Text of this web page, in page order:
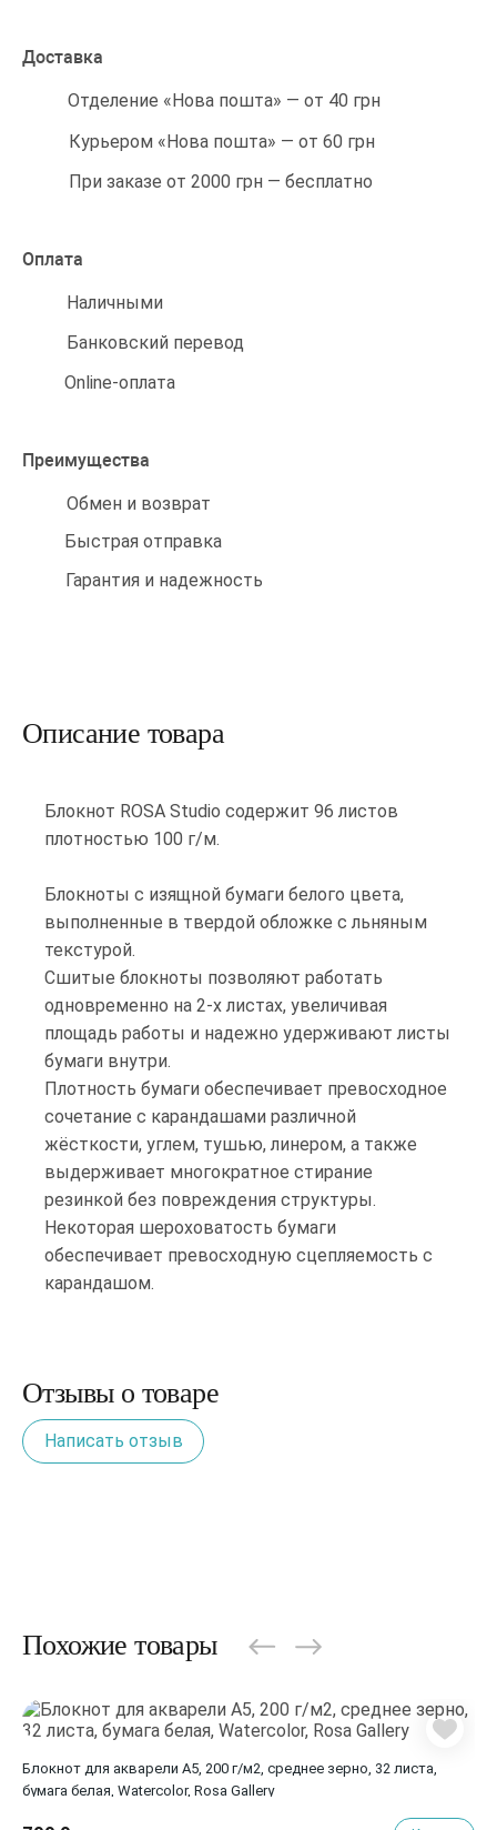
Доставка
Отделение «Нова пошта» — от 40 грн
Курьером «Нова пошта» — от 60 грн
При заказе от 2000 грн — бесплатно
Оплата
Наличными
Банковский перевод
Online-оплата
Преимущества
Обмен и возврат
Быстрая отправка
Гарантия и надежность
Описание товара
Блокнот ROSA Studio содержит 96 листов
плотностью 100 г/м.
Блокноты с изящной бумаги белого цвета,
выполненные в твердой обложке с льняным
текстурой.
Сшитые блокноты позволяют работать
одновременно на 2-х листах, увеличивая
площадь работы и надежно удерживают листы
бумаги внутри.
Плотность бумаги обеспечивает превосходное
сочетание с карандашами различной
жёсткости, углем, тушью, линером, а также
выдерживает многократное стирание
резинкой без повреждения структуры.
Некоторая шероховатость бумаги
обеспечивает превосходную сцепляемость с
карандашом.
Отзывы о товаре
Написать отзыв
Похожие товары
Блокнот для акварели A5, 200 г/м2, среднее зерно, 32 листа,
бумага белая, Watercolor, Rosa Gallery